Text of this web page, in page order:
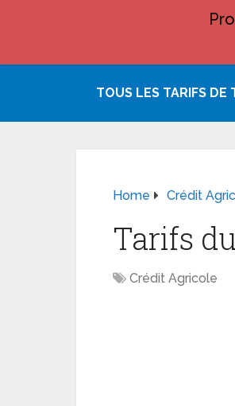
TOUS LES TARIFS DE
Home Crédit
Tarifs
Crédit Agricole